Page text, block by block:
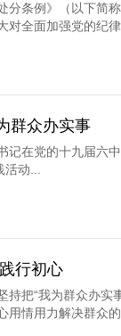
条例》（以下简
全面加强党的纪
群众办实事
在党的十九届六
动...
行初心
把“我为群众办实
用情用力解决群众